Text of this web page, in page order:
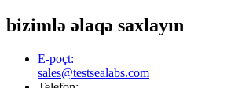
bizimlə əlaqə saxlayın
E-poçt:
sales@testsealabs.com